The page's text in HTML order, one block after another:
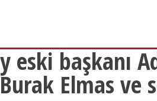
eski başkanı
Elmas ve